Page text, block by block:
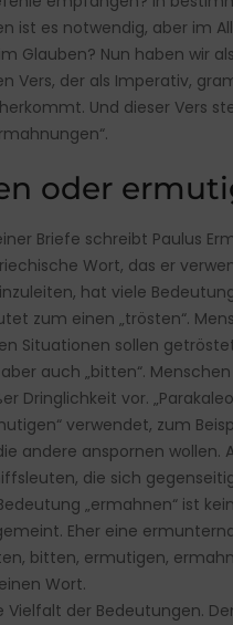
ist es notwendig, aber im
Glauben? Nun haben wir als
Vers, der als Imperativ,
Und dieser Vers
oder
Briefe schreibt Paulus
Wort, das er
hat viele
zum einen „trösten“.
Situationen sollen
auch „bitten“.
Dringlichkeit vor.
verwendet, zum
andere anspornen wollen.
die sich
„ermahnen“ ist
Eher eine
bitten, ermutigen,
Wort.
Vielfalt der Bedeutungen.